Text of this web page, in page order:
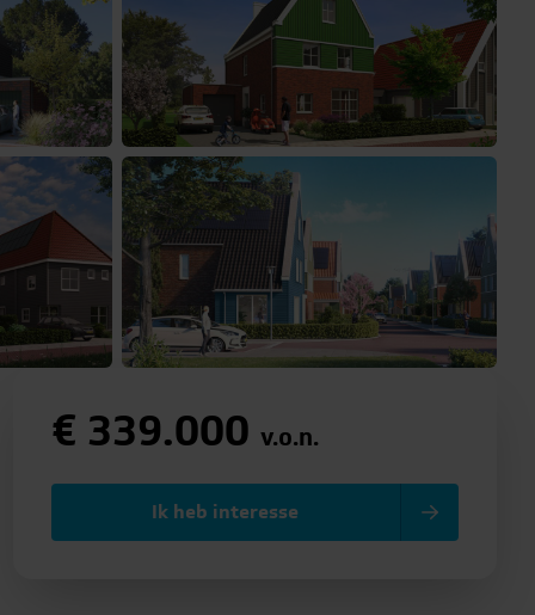
€ 339.000 v.o.n.
Ik heb interesse